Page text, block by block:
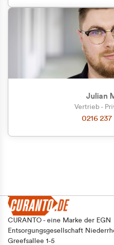
Privatkunde
Julian
Vertrieb -
0216
CURANTO - eine Marke der EGN
Entsorgungsgesellschaft
Greefsallee 1-5